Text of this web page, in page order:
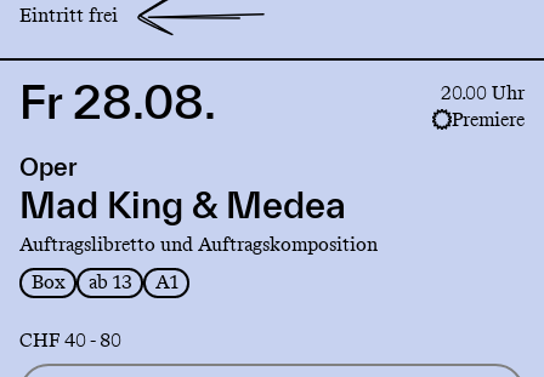
Eintritt frei
Link
Mad
King
Medea
Fr 28.08.
20.00 Uhr
Premiere
Oper
Mad King & Medea
Auftragslibretto und Auftragskomposition
Box
ab 13 A1
CHF 40 - 80